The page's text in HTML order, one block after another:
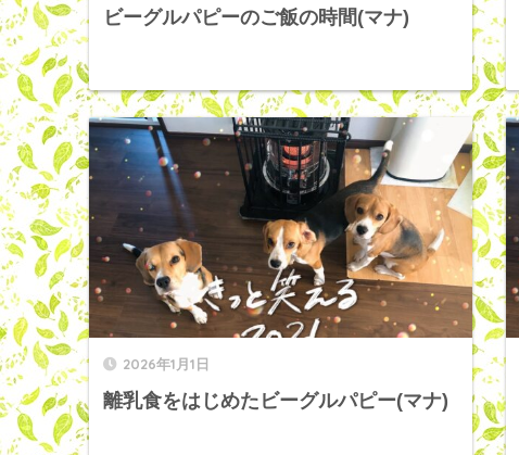
ビーグルパピーのご飯の時間(マナ)
2026年1月1日
離乳食をはじめたビーグルパピー(マナ)